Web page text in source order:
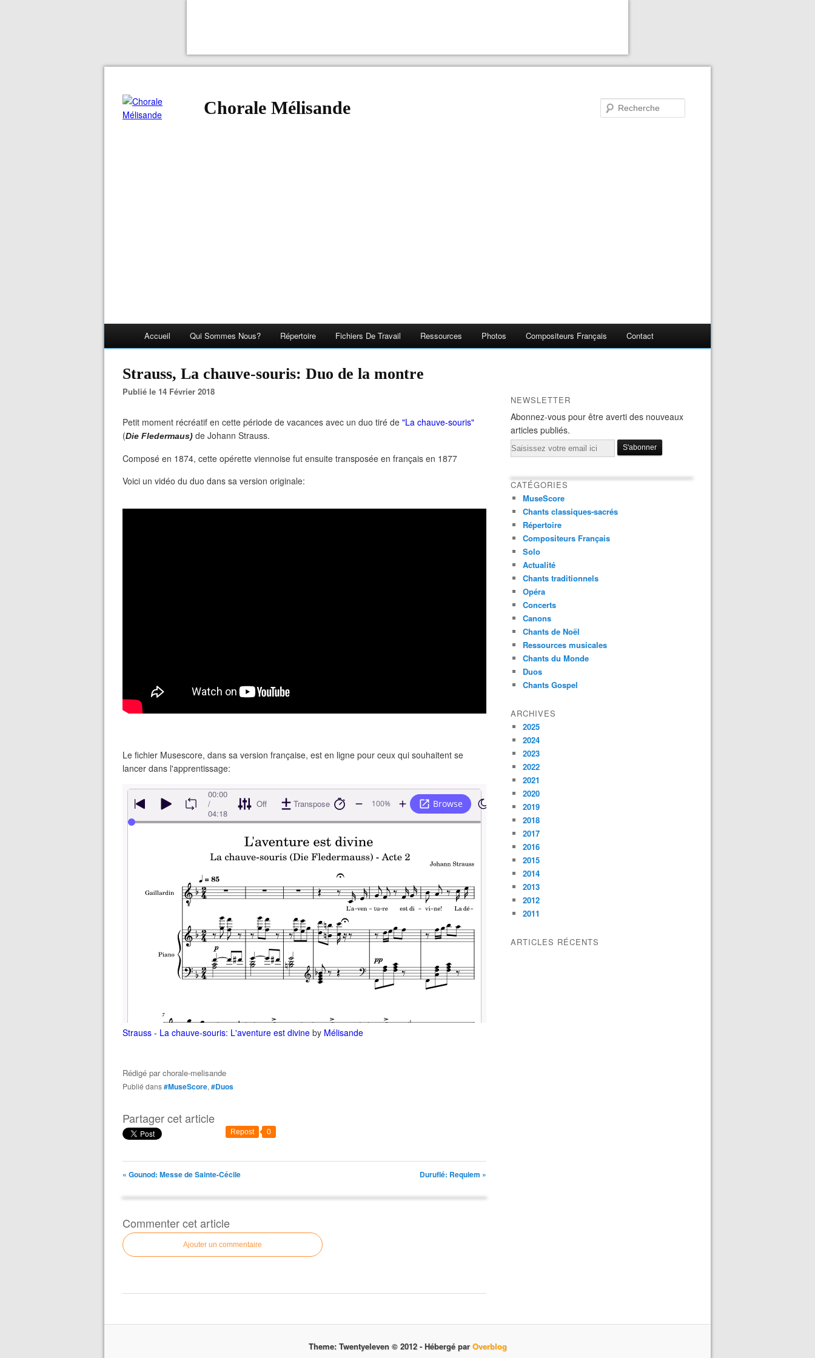
Chorale Mélisande
Accueil Qui Sommes Nous? Répertoire Fichiers De Travail Ressources Photos Compositeurs Français Contact
Strauss, La chauve-souris: Duo de la montre
Publié le 14 Février 2018
Petit moment récréatif en cette période de vacances avec un duo tiré de "La chauve-souris"
(Die Fledermaus) de Johann Strauss.
Composé en 1874, cette opérette viennoise fut ensuite transposée en français en 1877
Voici un vidéo du duo dans sa version originale:
Le fichier Musescore, dans sa version française, est en ligne pour ceux qui souhaitent se
lancer dans l'apprentissage:
Strauss - La chauve-souris: L'aventure est divine by Mélisande
Rédigé parchorale-melisande
Publié dans#MuseScore, #Duos
Partager cet article
Repost 0
« Gounod: Messe de Sainte-Cécile Duruflé: Requiem »
Commenter cet article
Ajouter un commentaire
NEWSLETTER
Abonnez-vous pour être averti des nouveaux
articles publiés.
Email
CATÉGORIES
MuseScore
Chants classiques-sacrés
Répertoire
Compositeurs Français
Solo
Actualité
Chants traditionnels
Opéra
Concerts
Canons
Chants de Noël
Ressources musicales
Chants du Monde
Duos
Chants Gospel
ARCHIVES
2025
2024
2023
2022
2021
2020
2019
2018
2017
2016
2015
2014
2013
2012
2011
ARTICLES RÉCENTS
Theme: Twentyeleven © 2012 - Hébergé par Overblog